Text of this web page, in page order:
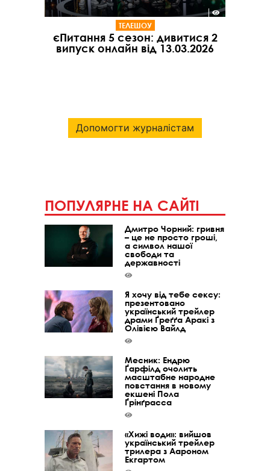
ТЕЛЕШОУ
єПитання 5 сезон: дивитися 2
випуск онлайн від 13.03.2026
Допомогти журналістам
ПОПУЛЯРНЕ НА САЙТІ
Дмитро Чорний: гривня
– це не просто гроші,
а символ нашої
свободи та
державності
Я хочу від тебе сексу:
презентовано
український трейлер
драми Ґреґґа Аракі з
Олівією Вайлд
Месник: Ендрю
Ґарфілд очолить
масштабне народне
повстання в новому
екшені Пола
Ґрінґрасса
«Хижі води»: вийшов
український трейлер
трилера з Аароном
Екгартом